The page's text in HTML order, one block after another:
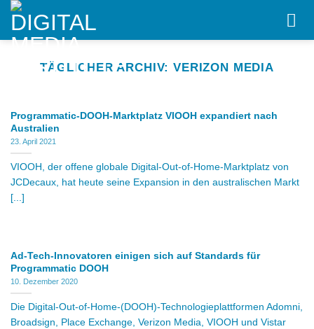
Skip
content
TÄGLICHER ARCHIV:VERIZON MEDIA
Programmatic-DOOH-Marktplatz VIOOH expandiert nach
Australien
23. April 2021
VIOOH, der offene globale Digital-Out-of-Home-Marktplatz von
JCDecaux, hat heute seine Expansion in den australischen Markt
[...]
Ad-Tech-Innovatoren einigen sich auf Standards für
Programmatic DOOH
10. Dezember 2020
Die Digital-Out-of-Home-(DOOH)-Technologieplattformen Adomni,
Broadsign, Place Exchange, Verizon Media, VIOOH und Vistar